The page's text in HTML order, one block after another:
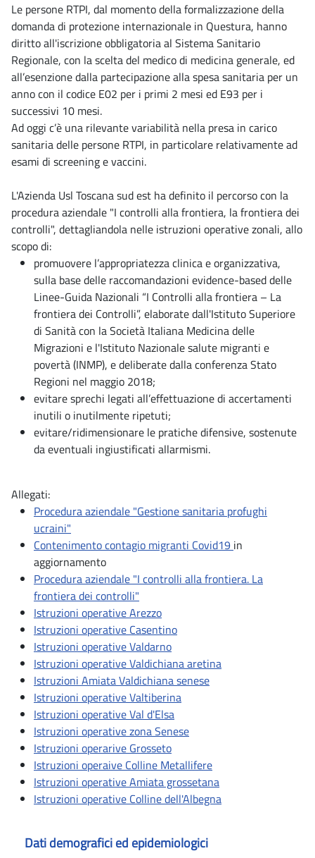
Dati demografici ed epidemiologici
Le persone RTPI, dal momento della formalizzazione della
domanda di protezione internazionale in Questura, hanno
diritto all'iscrizione obbligatoria al Sistema Sanitario
Regionale, con la scelta del medico di medicina generale, ed
all’esenzione dalla partecipazione alla spesa sanitaria per un
anno con il codice E02 per i primi 2 mesi ed E93 per i
successivi 10 mesi.
Ad oggi c’è una rilevante variabilità nella presa in carico
sanitaria delle persone RTPI, in particolare relativamente ad
esami di screening e vaccini.
L'Azienda Usl Toscana sud est ha definito il percorso con la
procedura aziendale "I controlli alla frontiera, la frontiera dei
controlli", dettagliandola nelle istruzioni operative zonali, allo
scopo di:
promuovere l’appropriatezza clinica e organizzativa,
sulla base delle raccomandazioni evidence-based delle
Linee-Guida Nazionali “I Controlli alla frontiera – La
frontiera dei Controlli”, elaborate dall'Istituto Superiore
di Sanità con la Società Italiana Medicina delle
Migrazioni e l'Istituto Nazionale salute migranti e
povertà (INMP), e deliberate dalla conferenza Stato
Regioni nel maggio 2018;
evitare sprechi legati all’effettuazione di accertamenti
inutili o inutilmente ripetuti;
evitare/ridimensionare le pratiche difensive, sostenute
da eventuali ingiustificati allarmismi.
Allegati:
Procedura aziendale "Gestione sanitaria profughi
ucraini"
Contenimento contagio migranti Covid19 in
aggiornamento
Procedura aziendale "I controlli alla frontiera. La
frontiera dei controlli"
Istruzioni operative Arezzo
Istruzioni operative Casentino
Istruzioni operative Valdarno
Istruzioni operative Valdichiana aretina
Istruzioni Amiata Valdichiana senese
Istruzioni operative Valtiberina
Istruzioni operative Val d'Elsa
Istruzioni operative zona Senese
Istruzioni operarive Grosseto
Istruzioni operaive Colline Metallifere
Istruzioni operative Amiata grossetana
Istruzioni operative Colline dell'Albegna